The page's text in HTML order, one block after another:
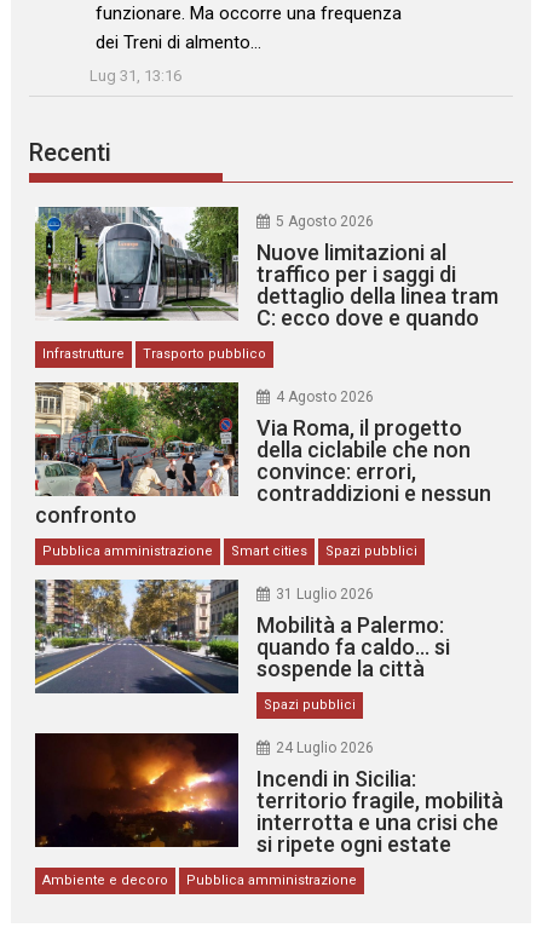
funzionare. Ma occorre una frequenza
dei Treni di almento…
”
Lug 31, 13:16
Recenti
5 Agosto 2026
Nuove limitazioni al
traffico per i saggi di
dettaglio della linea tram
C: ecco dove e quando
Infrastrutture Trasporto pubblico
4 Agosto 2026
Via Roma, il progetto
della ciclabile che non
convince: errori,
contraddizioni e nessun
confronto
Pubblica amministrazione Smart cities Spazi pubblici
31 Luglio 2026
Mobilità a Palermo:
quando fa caldo… si
sospende la città
Spazi pubblici
24 Luglio 2026
Incendi in Sicilia:
territorio fragile, mobilità
interrotta e una crisi che
si ripete ogni estate
Ambiente e decoro Pubblica amministrazione